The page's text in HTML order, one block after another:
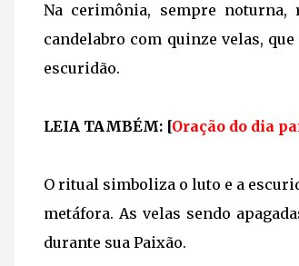
Na cerimônia, sempre
candelabro com quinze velas,
escuridão.
LEIA TAMBÉM: [Oração do dia
O ritual simboliza o luto e a
metáfora. As velas sendo
durante sua Paixão.